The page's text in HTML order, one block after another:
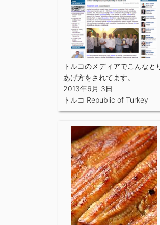
トルコのメディアでこんなと
あげ方をされてます。
2013年6月 3日
トルコ Republic of Turkey